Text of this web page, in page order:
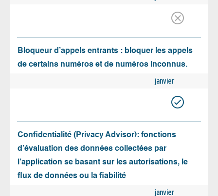
Bloqueur d’appels entrants : bloquer les appels
de certains numéros et de numéros inconnus.
janvier
Confidentialité (Privacy Advisor): fonctions
d’évaluation des données collectées par
l’application se basant sur les autorisations, le
flux de données ou la fiabilité
janvier